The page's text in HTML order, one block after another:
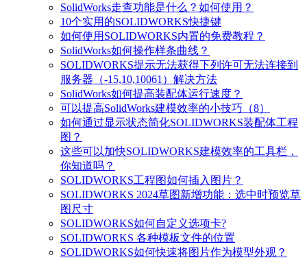
SolidWorks走查功能是什么？如何使用？
10个实用的SOLIDWORKS快捷键
如何使用SOLIDWORKS内置的免费教程？
SolidWorks如何操作样条曲线？
SOLIDWORKS提示无法获得下列许可无法连接到
服务器（-15,10,10061）解决方法
SolidWorks如何提高装配体运行速度？
可以提高SolidWorks建模效率的小技巧（8）
如何通过显示状态简化SOLIDWORKS装配体工程
图？
这些可以加快SOLIDWORKS建模效率的工具栏，
你知道吗？
SOLIDWORKS工程图如何插入图片？
SOLIDWORKS 2024草图新增功能：选中时预览草
图尺寸
SOLIDWORKS如何自定义选项卡?
SOLIDWORKS 各种模板文件的位置
SOLIDWORKS如何快速将图片作为模型外观？